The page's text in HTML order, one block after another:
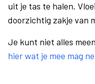
uit je tas te halen.
doorzichtig zakje van
Je kunt niet alles
hier wat je mee mag